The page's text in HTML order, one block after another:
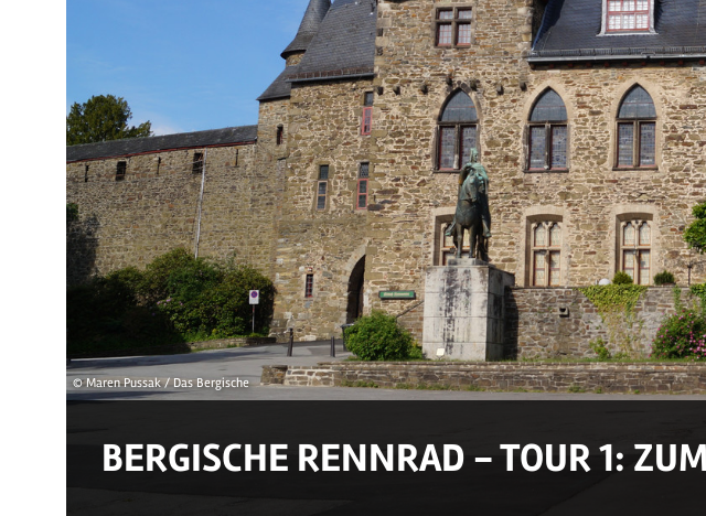
© Maren Pussak / Das Bergische
BERGISCHE RENNRAD - TOUR 1: